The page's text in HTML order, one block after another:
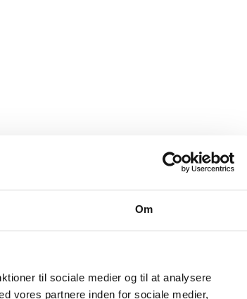
Om
til sociale medier og til at analysere
vores partnere inden for sociale medier,